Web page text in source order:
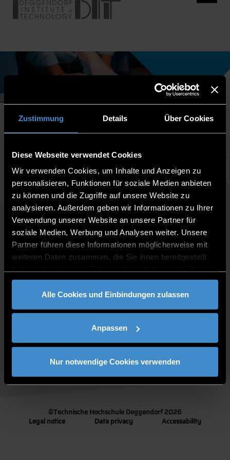
Zustimmung Details Über Cookies
Diese Webseite verwendet Cookies
Wir verwenden Cookies, um Inhalte und Anzeigen zu
personalisieren, Funktionen für soziale Medien anbieten
zu können und die Zugriffe auf unsere Website zu
analysieren. Außerdem geben wir Informationen zu Ihrer
Verwendung unserer Website an unsere Partner für
soziale Medien, Werbung und Analysen weiter. Unsere
Partner führen diese Informationen möglicherweise mit
weiteren Daten zusammen, die Sie ihnen bereitgestellt
gesammelt haben.
Alle Cookies und Einbindungen zulassen
Anpassen
Nur notwendige Cookies verwenden
QUICKLINKS
STUDY PROGRAMMES
JOBS AT DIT
FOR BUSINESSES
PRESS
Follow us:
©Technische Hochschule Deggendorf 2026
Legal notice
Data privacy Accessability